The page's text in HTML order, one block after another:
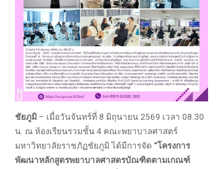
ชัยภูมิ – เมื่อวันจันทร์ที่ 8 มิถุนายน 2569 เวลา 08.30
น. ณ ห้องเรียนรวมชั้น 4 คณะพยาบาลศาสตร์
มหาวิทยาลัยราชภัฏชัยภูมิ ได้มีการจัด “โครงการ
พัฒนาหลักสูตรพยาบาลศาสตรบัณฑิตตามเกณฑ์